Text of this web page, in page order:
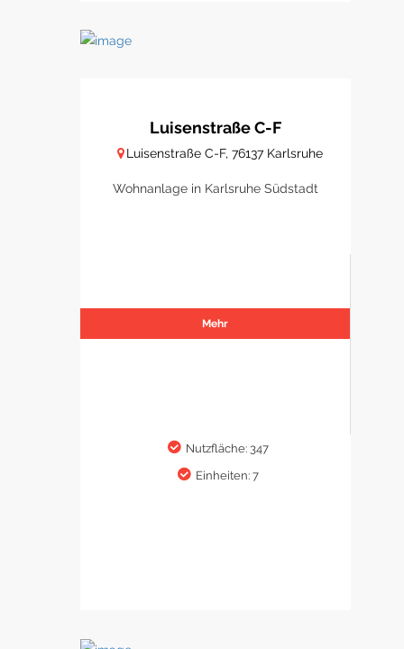
Luisenstraße C-F
Luisenstraße C-F, 76137 Karlsruhe
Wohnanlage in Karlsruhe Südstadt
Mehr
Nutzfläche: 347
Einheiten: 7